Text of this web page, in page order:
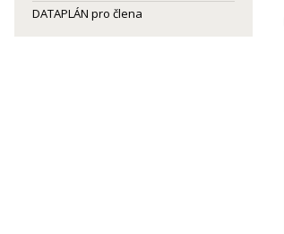
DATAPLÁN pro člena